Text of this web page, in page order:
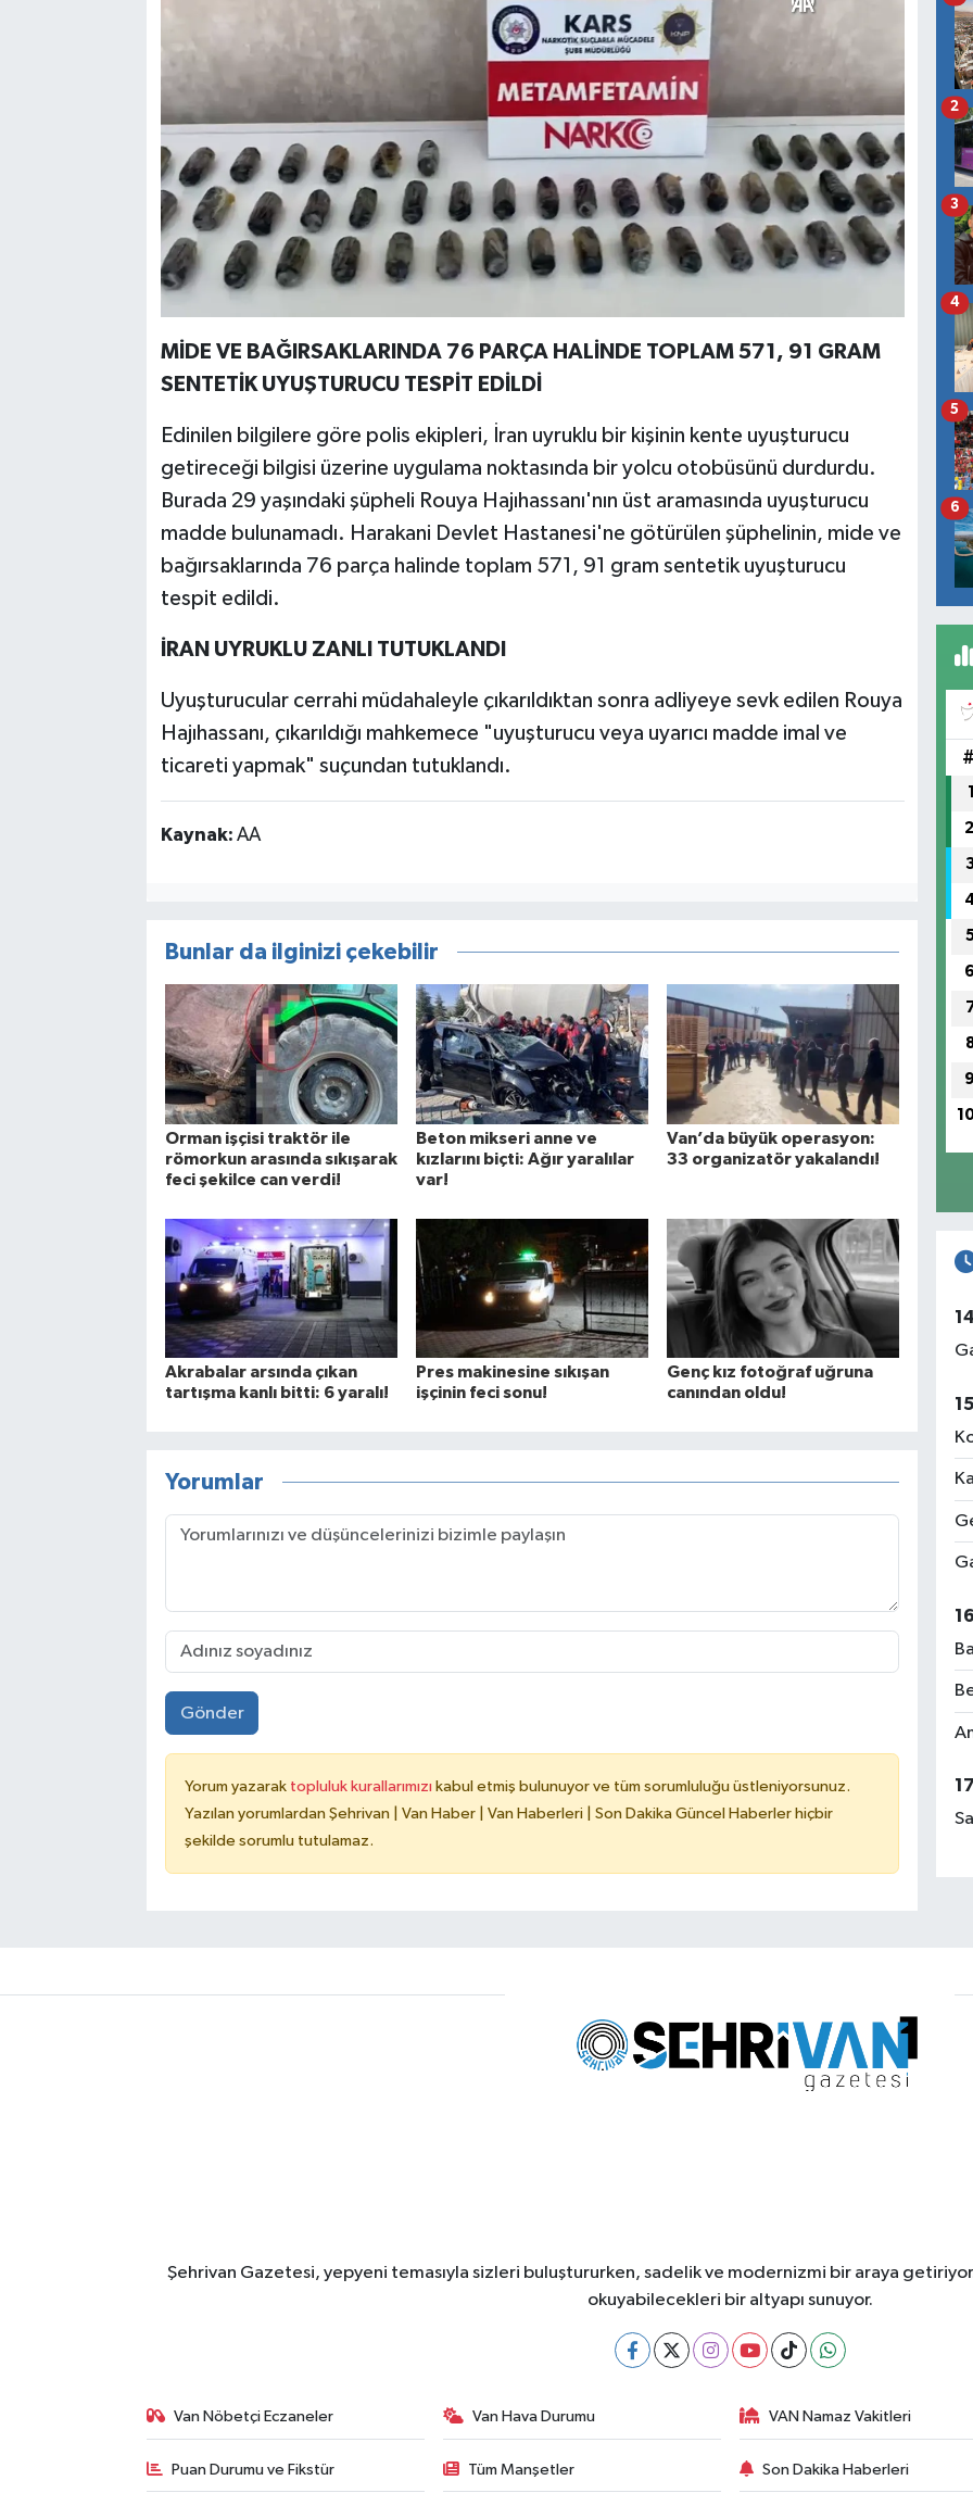
MİDE VE BAĞIRSAKLARINDA 76 PARÇA HALİNDE TOPLAM 571, 91 GRAM
SENTETİK UYUŞTURUCU TESPİT EDİLDİ
Edinilen bilgilere göre polis ekipleri, İran uyruklu bir kişinin kente uyuşturucu
getireceği bilgisi üzerine uygulama noktasında bir yolcu otobüsünü durdurdu.
Burada 29 yaşındaki şüpheli Rouya Hajıhassanı'nın üst aramasında uyuşturucu
madde bulunamadı. Harakani Devlet Hastanesi'ne götürülen şüphelinin, mide ve
bağırsaklarında 76 parça halinde toplam 571, 91 gram sentetik uyuşturucu
tespit edildi.
İRAN UYRUKLU ZANLI TUTUKLANDI
Uyuşturucular cerrahi müdahaleyle çıkarıldıktan sonra adliyeye sevk edilen Rouya
Hajıhassanı, çıkarıldığı mahkemece "uyuşturucu veya uyarıcı madde imal ve
ticareti yapmak" suçundan tutuklandı.
Kaynak: AA
Bunlar da ilginizi çekebilir
Orman işçisi traktör ile
römorkun arasında sıkışarak
feci şekilce can verdi!
Beton mikseri anne ve
kızlarını biçti: Ağır yaralılar
var!
Van’da büyük operasyon:
33 organizatör yakalandı!
Akrabalar arsında çıkan
tartışma kanlı bitti: 6 yaralı!
Pres makinesine sıkışan
işçinin feci sonu!
Genç kız fotoğraf uğruna
canından oldu!
Yorumlar
Gönder
Yorum yazarak topluluk kurallarımızı kabul etmiş bulunuyor ve tüm sorumluluğu üstleniyorsunuz.
Yazılan yorumlardan Şehrivan | Van Haber | Van Haberleri | Son Dakika Güncel Haberler hiçbir
şekilde sorumlu tutulamaz.
2
3
4
5
6
#
1
2
6
9
Şehrivan Gazetesi, yepyeni temasıyla sizleri buluştururken, sadelik ve modernizmi bir araya
okuyabilecekleri bir altyapı sunuyor.
Van Nöbetçi Eczaneler Van Hava Durumu VAN Namaz Vakitleri
Puan Durumu ve Fikstür Tüm Manşetler Son Dakika Haberleri